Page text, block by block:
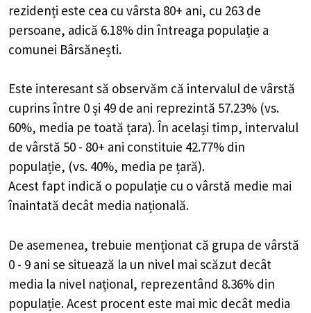
rezidenți este cea cu vârsta 80+ ani, cu 263 de
persoane, adică 6.18% din întreaga populație a
comunei Bârsănești.
Este interesant să observăm că intervalul de vârstă
cuprins între 0 și 49 de ani reprezintă 57.23% (vs.
60%, media pe toată țara). În același timp, intervalul
de vârstă 50 - 80+ ani constituie 42.77% din
populație, (vs. 40%, media pe țară).
Acest fapt indică o populație cu o vârstă medie mai
înaintată decât media națională.
De asemenea, trebuie menționat că grupa de vârstă
0 - 9 ani se situează la un nivel mai scăzut decât
media la nivel național, reprezentând 8.36% din
populație. Acest procent este mai mic decât media